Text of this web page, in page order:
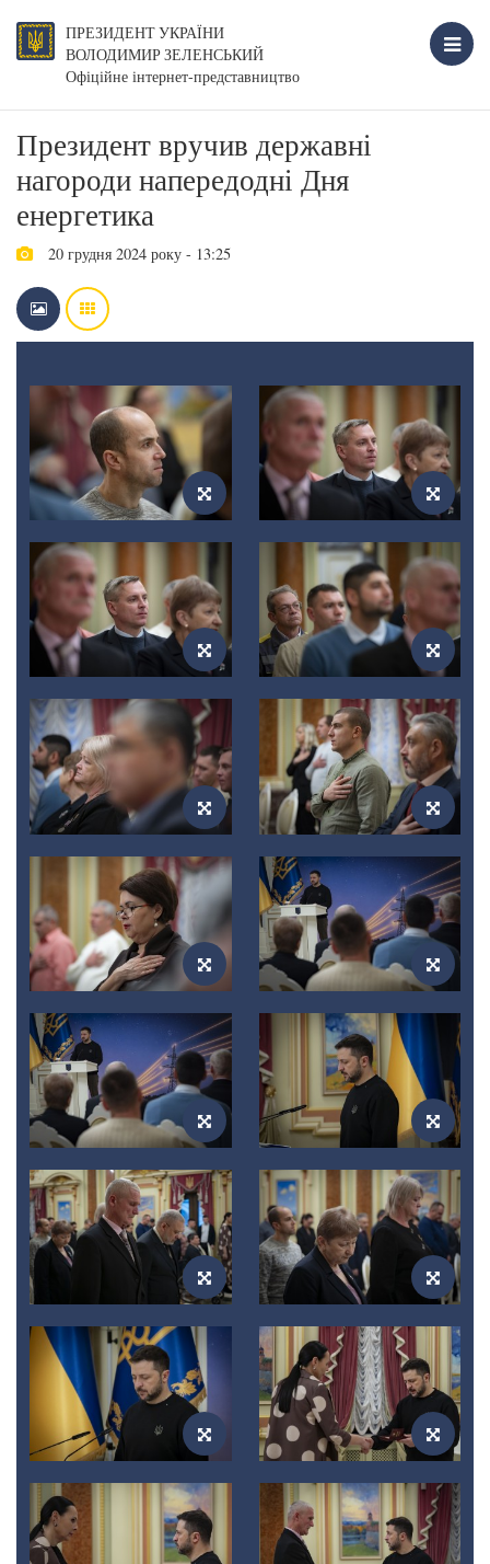
ПРЕЗИДЕНТ УКРАЇНИ
ВОЛОДИМИР ЗЕЛЕНСЬКИЙ
Офіційне інтернет-представництво
Президент вручив державні
нагороди напередодні Дня
енергетика
20 грудня 2024 року - 13:25